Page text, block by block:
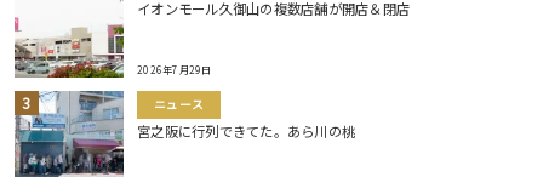
イオンモール久御山の複数店舗が開店＆閉店
2026年7月29日
ニュース
宮之阪に行列できてた。あら川の桃